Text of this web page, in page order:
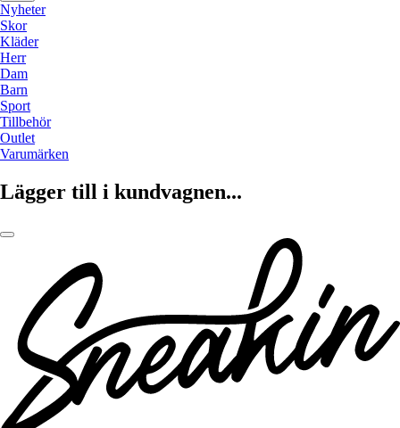
Nyheter
Skor
Kläder
Herr
Dam
Barn
Sport
Tillbehör
Outlet
Varumärken
Lägger till i kundvagnen...